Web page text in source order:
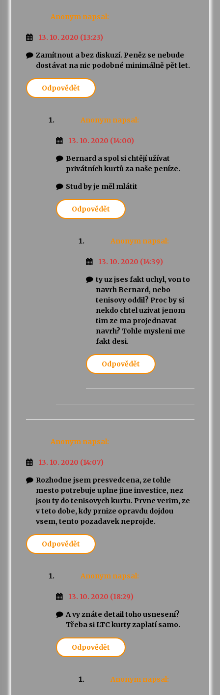
Anonym napsal:
13. 10. 2020 (13:23)
Zamítnout a bez diskuzí. Peněz se nebude
dostávat na nic podobné minimálně pět let.
Odpovědět
Anonym napsal:
13. 10. 2020 (14:00)
Bernard a spol si chtějí užívat
privátních kurtů za naše peníze.
Stud by je měl mlátit
Odpovědět
Anonym napsal:
13. 10. 2020 (14:39)
ty uz jses fakt uchyl, von to
navrh Bernard, nebo
tenisovy oddil? Proc by si
nekdo chtel uzivat jenom
tim ze ma projednavat
navrh? Tohle mysleni me
fakt desi.
Odpovědět
Anonym napsal:
13. 10. 2020 (14:07)
Rozhodne jsem presvedcena, ze tohle
mesto potrebuje uplne jine investice, nez
jsou ty do tenisovych kurtu. Prvne verim, ze
v teto dobe, kdy prnize opravdu dojdou
vsem, tento pozadavek neprojde.
Odpovědět
Anonym napsal:
13. 10. 2020 (18:29)
A vy znáte detail toho usnesení?
Třeba si LTC kurty zaplatí samo.
Odpovědět
Anonym napsal: